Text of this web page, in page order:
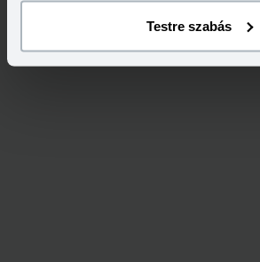
Testre szabás